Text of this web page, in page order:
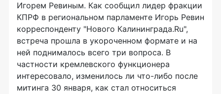
Игорем Ревиным. Как сообщил лидер фракции
КПРФ в региональном парламенте Игорь Ревин
корреспонденту "Нового Калининграда.Ru",
встреча прошла в укороченном формате и на
ней поднималось всего три вопроса. В
частности кремлевского функционера
интересовало, изменилось ли что-либо после
митинга 30 января, как стал относиться